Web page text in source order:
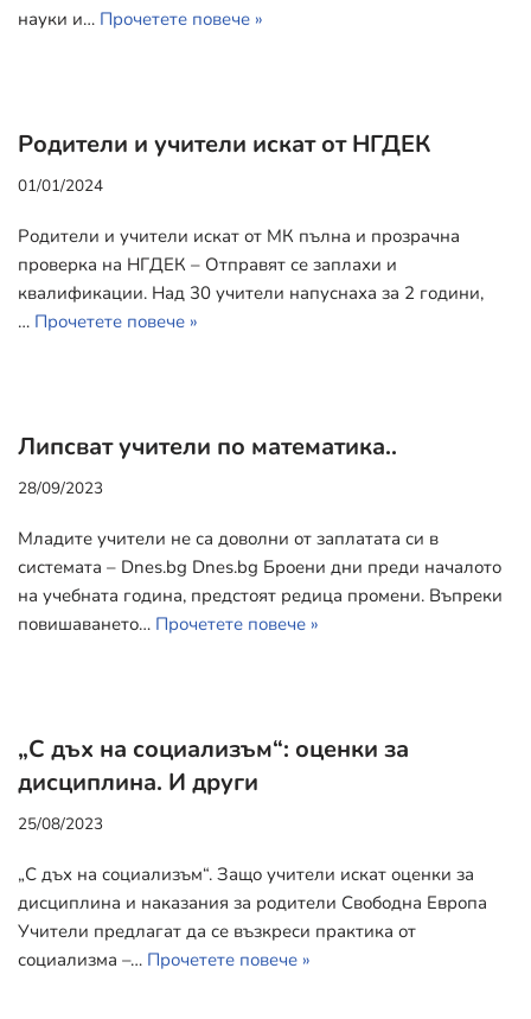
науки и… Прочетете повече »
Родители и учители искат от НГДЕК
01/01/2024
Родители и учители искат от МК пълна и прозрачна
проверка на НГДЕК – Отправят се заплахи и
квалификации. Над 30 учители напуснаха за 2 години,
… Прочетете повече »
Липсват учители по математика..
28/09/2023
Младите учители не са доволни от заплатата си в
системата – Dnes.bg Dnes.bg Броени дни преди началото
на учебната година, предстоят редица промени. Въпреки
повишаването… Прочетете повече »
„С дъх на социализъм“: оценки за
дисциплина. И други
25/08/2023
„С дъх на социализъм“. Защо учители искат оценки за
дисциплина и наказания за родители Свободна Европа
Учители предлагат да се възкреси практика от
социализма –… Прочетете повече »